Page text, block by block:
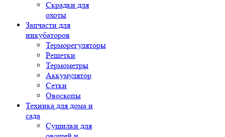
Скрадки для
охоты
Запчасти для
инкубаторов
Терморегуляторы
Решетки
Термометры
Аккумулятор
Сетки
Овоскопы
Техника для дома и
сада
Сушилки для